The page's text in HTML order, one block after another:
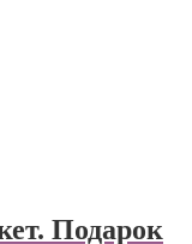
Подарок